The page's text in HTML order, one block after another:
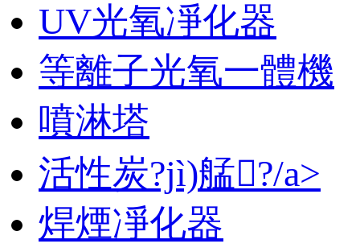
UV光氧凈化器
等離子光氧一體機
噴淋塔
活性炭?jì)艋?/a>
焊煙凈化器